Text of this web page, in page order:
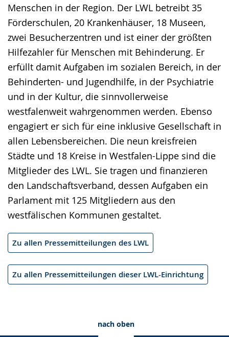
Menschen in der Region. Der LWL betreibt 35
Förderschulen, 20 Krankenhäuser, 18 Museen,
zwei Besucherzentren und ist einer der größten
Hilfezahler für Menschen mit Behinderung. Er
erfüllt damit Aufgaben im sozialen Bereich, in der
Behinderten- und Jugendhilfe, in der Psychiatrie
und in der Kultur, die sinnvollerweise
westfalenweit wahrgenommen werden. Ebenso
engagiert er sich für eine inklusive Gesellschaft in
allen Lebensbereichen. Die neun kreisfreien
Städte und 18 Kreise in Westfalen-Lippe sind die
Mitglieder des LWL. Sie tragen und finanzieren
den Landschaftsverband, dessen Aufgaben ein
Parlament mit 125 Mitgliedern aus den
westfälischen Kommunen gestaltet.
Zu allen Pressemitteilungen des LWL
Zu allen Pressemitteilungen dieser LWL-Einrichtung
nach oben